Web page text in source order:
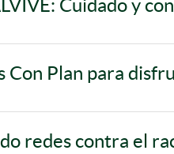
Cuidado y
Con Plan para
redes contra el